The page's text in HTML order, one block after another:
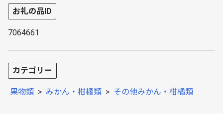
お礼の品ID
7064661
カテゴリー
果物類 > みかん・柑橘類 > その他みかん・柑橘類